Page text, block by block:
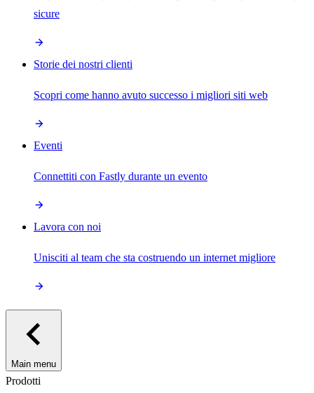
sicure
Storie dei nostri clienti
Scopri come hanno avuto successo i migliori siti web
Eventi
Connettiti con Fastly durante un evento
Lavora con noi
Unisciti al team che sta costruendo un internet migliore
Main menu
Prodotti